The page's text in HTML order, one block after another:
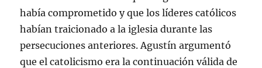
había comprometido y que los líderes católicos
habían traicionado a la iglesia durante las
persecuciones anteriores. Agustín argumentó
que el catolicismo era la continuación válida de